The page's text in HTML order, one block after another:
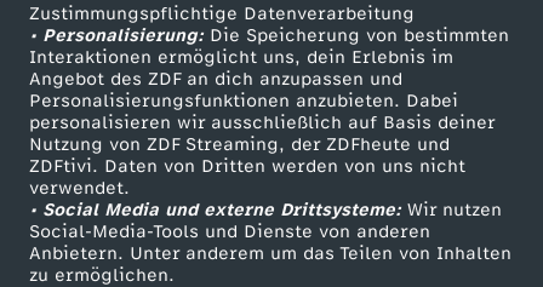
Zustimmungspflichtige Datenverarbeitung
• Personalisierung:Die Speicherung von bestimmten
Interaktionen ermöglicht uns, dein Erlebnis im
Angebot des ZDF an dich anzupassen und
Personalisierungsfunktionen anzubieten. Dabei
personalisieren wir ausschließlich auf Basis deiner
Nutzung von ZDF Streaming, der ZDFheute und
ZDFtivi. Daten von Dritten werden von uns nicht
verwendet.
• Social Media und externe Drittsysteme:Wir nutzen
Social-Media-Tools und Dienste von anderen
Anbietern. Unter anderem um das Teilen von Inhalten
zu ermöglichen.
g
–
g
e
s
Livestreams
Sendungen A-Z
TV-Programm
Zuschauerservice
Hilfe
ZDF Unternehmen
Karriere